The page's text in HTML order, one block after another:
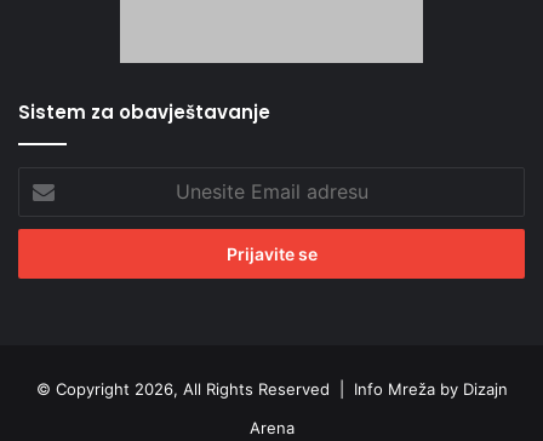
Sistem za obavještavanje
Email
adresu
© Copyright 2026, All Rights Reserved | Info Mreža by Dizajn
Arena